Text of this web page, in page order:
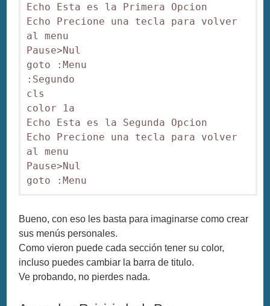
Echo Esta es la Primera Opcion
Echo Precione una tecla para volver
al menu
Pause>Nul
goto :Menu
:Segundo
cls
color 1a
Echo Esta es la Segunda Opcion
Echo Precione una tecla para volver
al menu
Pause>Nul
goto :Menu
Bueno, con eso les basta para imaginarse como crear
sus menús personales.
Como vieron puede cada sección tener su color,
incluso puedes cambiar la barra de titulo.
Ve probando, no pierdes nada.